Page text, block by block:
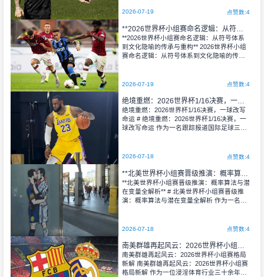
变迁。但当我第一次看到2026年世界杯将在
2026-07-19 点赞数:4
**2026世界杯小组赛命名逻辑：从符号体系到文化隐喻的传承与重构**
**2026世界杯小组赛命名逻辑：从符号体系
到文化隐喻的传承与重构** 2026世界杯小组
赛命名逻辑：从符号体系到文化隐喻的传承
转合，但2026年世界杯小组赛命名的变革，
2026-07-19 点赞数:4
绝境重燃：2026世界杯1/16决赛，一球改写命运
绝境重燃：2026世界杯1/16决赛，一球改写
命运 # 绝境重燃：2026世界杯1/16决赛，一
球改写命运 作为一名跟踪报道国际足球三十
梅西的封神之夜——这些瞬间被反复传颂
2026-07-18 点赞数:4
**北美世界杯小组赛晋级推演：概率算法与潜在变量全解析**
**北美世界杯小组赛晋级推演：概率算法与潜
在变量全解析** # 北美世界杯小组赛晋级推
演：概率算法与潜在变量全解析 作为一名深
为“理所当然”。当2026年世界杯的聚光灯即
2026-07-18 点赞数:4
南美群雄再起风云：2026世界杯小组赛格局新解
南美群雄再起风云：2026世界杯小组赛格局
新解 南美群雄再起风云：2026世界杯小组赛
格局新解 作为一位浸淫体育行业三十余年的